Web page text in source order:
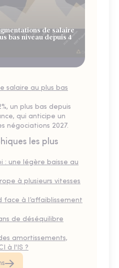
de salaire
bas niveau depuis 4
salaire au plus bas
un plus bas depuis
qui anticipe un
négociations 2027.
les plus
: une légère baisse au
à plusieurs vitesses
face à l’affaiblissement
de déséquilibre
amortissements,
à l'IS ?